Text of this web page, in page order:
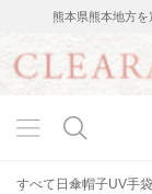
熊本県熊本地方
すべて 日傘帽子UV手袋